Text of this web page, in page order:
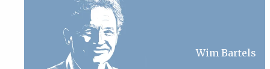
Wim Bartels